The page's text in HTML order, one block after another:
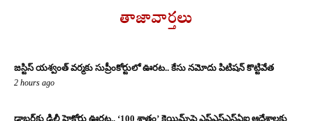
తాజావార్తలు
జస్టిస్ యశ్వంత్ వర్మకు సుప్రీంకోర్టులో ఊరట.. కేసు నమోదు పిటిషన్ కొట్టివేత
2 hours ago
డాబర్‌కు ఢిల్లీ హైకోర్టు ఊరట.. ‘100 శాతం’ క్లెయిమ్స్‌పై ఎఫ్‌ఎస్‌ఎస్‌ఏఐ ఆదేశాలకు